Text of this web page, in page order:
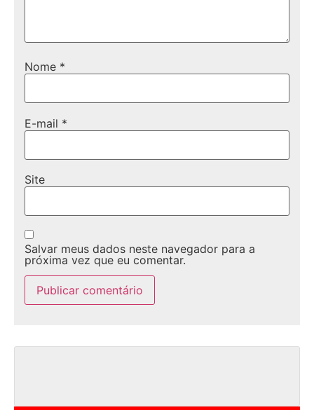
Nome *
E-mail *
Site
Salvar meus dados neste navegador para a
próxima vez que eu comentar.